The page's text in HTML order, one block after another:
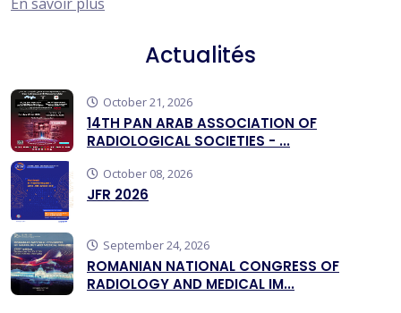
Actualités
October 21, 2026
14TH PAN ARAB ASSOCIATION OF
RADIOLOGICAL SOCIETIES - ...
October 08, 2026
JFR 2026
September 24, 2026
ROMANIAN NATIONAL CONGRESS OF
RADIOLOGY AND MEDICAL IM...